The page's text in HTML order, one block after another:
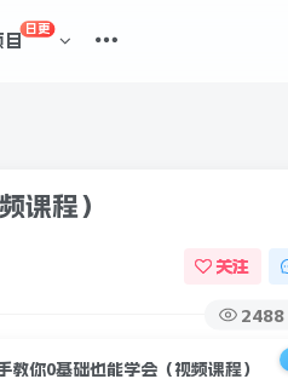
目
日更
课程）
关注
2488
教你0基础也能学会（视频课程）